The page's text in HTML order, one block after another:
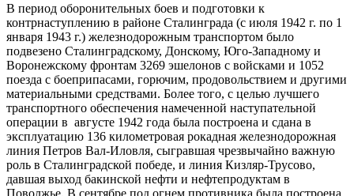
В период оборонительных боев и подготовки к
контрнаступлению в районе Сталинграда (с июля 1942 г. по 1
января 1943 г.) железнодорожным транспортом было
подвезено Сталинградскому, Донскому, Юго-Западному и
Воронежскому фронтам 3269 эшелонов с войсками и 1052
поезда с боеприпасами, горючим, продовольствием и другими
материальными средствами. Более того, с целью лучшего
транспортного обеспечения намеченной наступательной
операции в августе 1942 года была построена и сдана в
эксплуатацию 136 километровая рокадная железнодорожная
линия Петров Вал-Иловля, сыгравшая чрезвычайно важную
роль в Сталинградской победе, и линия Кизляр-Трусово,
давшая выход бакинской нефти и нефтепродуктам в
Поволжье. В сентябре под огнем противника была построена